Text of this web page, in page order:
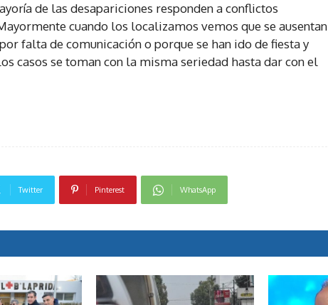
de las desapariciones responden a conflictos
cuando los localizamos vemos que se ausentan
falta de comunicación o porque se han ido de fiesta y
casos se toman con la misma seriedad hasta dar con el
Twitter Pinterest WhatsApp